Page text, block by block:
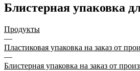
Блистерная упаковка
Продукты
—
Пластиковая упаковка на заказ от
—
Блистерная упаковка на заказ от